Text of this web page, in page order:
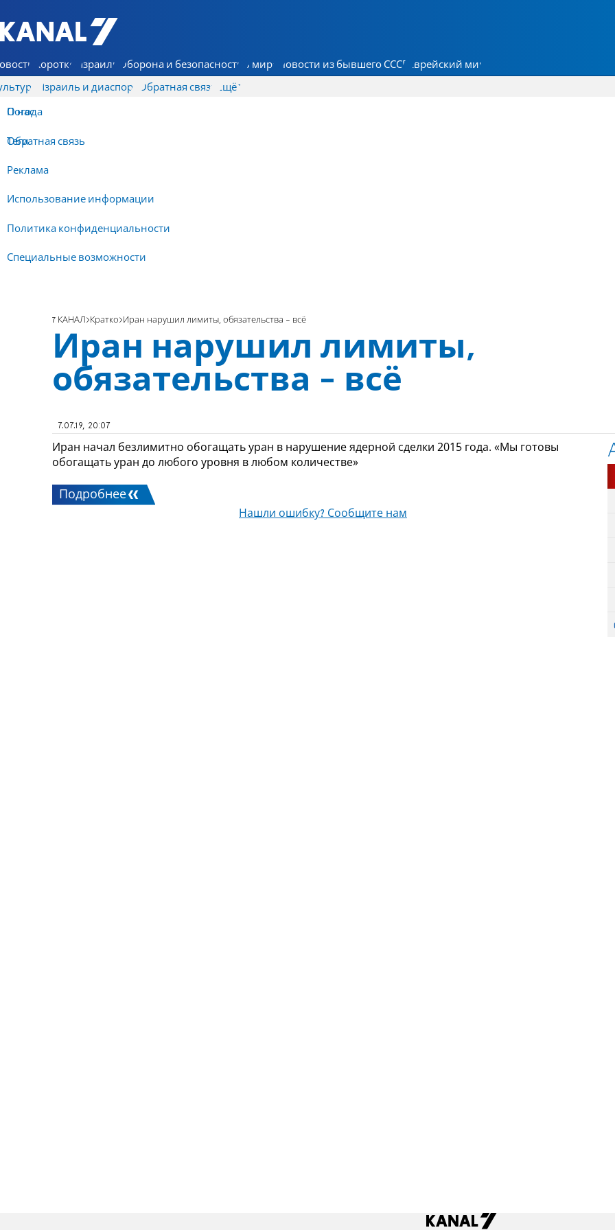
7 КАНАЛ - Аруц Шева
Коротко Израиль Оборона и безопасность В мире Новости из бывшего СССР Еврейский мир
Израиль и диаспора Обратная связь
О нас
Обратная связь
Реклама
Использование информации
Политика конфиденциальности
Специальные возможности
Ещё
Погода
Теги
7 КАНАЛ Кратко Иран нарушил лимиты, обязательства - всё
Иран нарушил лимиты,
обязательства - всё
7.07.19, 20:07
Иран начал безлимитно обогащать уран в нарушение ядерной сделки 2015 года. «Мы готовы
обогащать уран до любого уровня в любом количестве»
Подробнее
Нашли ошибку? Сообщите нам